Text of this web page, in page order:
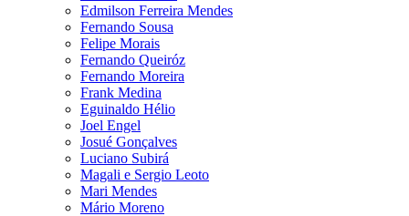
Edmilson Ferreira Mendes
Fernando Sousa
Felipe Morais
Fernando Queiróz
Fernando Moreira
Frank Medina
Eguinaldo Hélio
Joel Engel
Josué Gonçalves
Luciano Subirá
Magali e Sergio Leoto
Mari Mendes
Mário Moreno